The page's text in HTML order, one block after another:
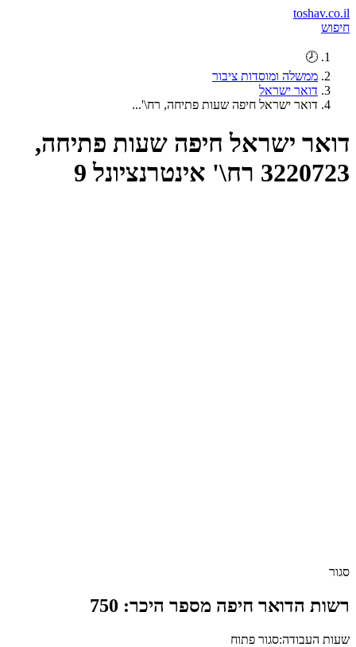
toshav.co.il
חיפוש
🕗
ממשלה ומוסדות ציבור
דואר ישראל
דואר ישראל חיפה שעות פתיחה, רח\'...
דואר ישראל חיפה שעות פתיחה,
3220723 רח\' אינטרנציונל 9
סגור
רשות הדואר חיפה מספר היכר: 750
שעות העבודה:סגור פתוח